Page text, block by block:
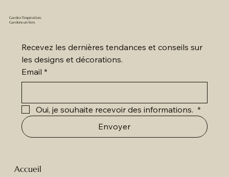
Accueil
Gardez l'inspiration.
Gardons un lien.
Recevez les dernières tendances et conseils sur
les designs et décorations.
Email *
Oui, je souhaite recevoir des informations. *
Envoyer